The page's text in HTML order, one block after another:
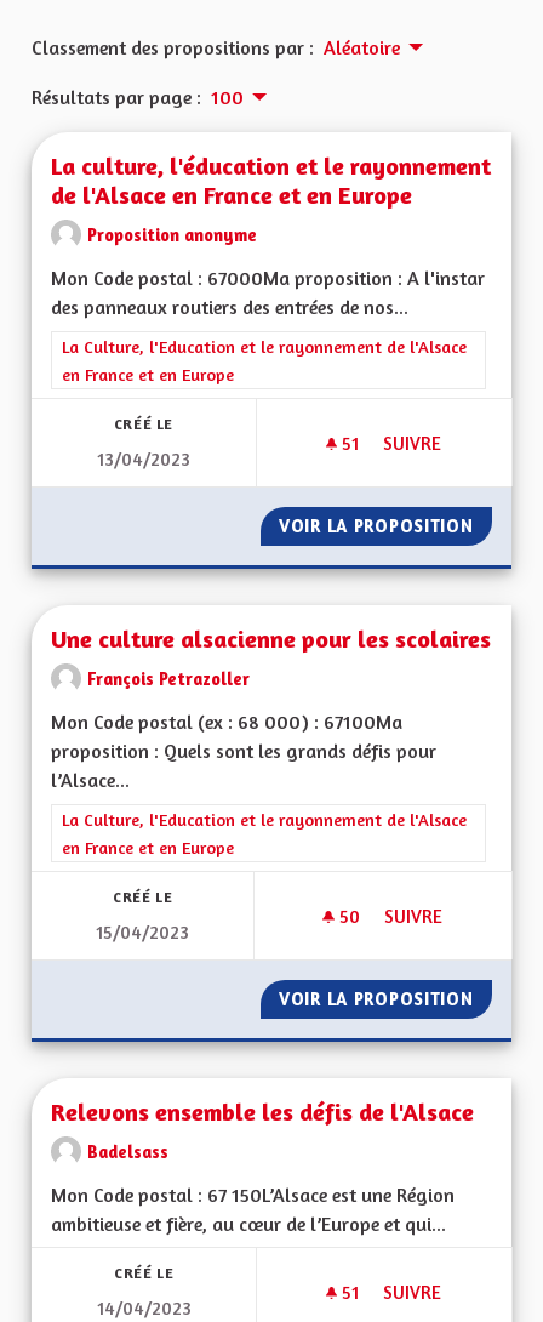
Classement des propositions par : Aléatoire
Résultats par page : 100
La culture, l'éducation et le rayonnement
de l'Alsace en France et en Europe
Proposition anonyme
Mon Code postal : 67000Ma proposition : A l'instar
des panneaux routiers des entrées de nos...
Filtrer les résultats de la catégorie : La Culture, l'Education et
La Culture, l'Education et le rayonnement de l'Alsace
en France et en Europe
CRÉÉ LE
13/04/2023
51 51 ABONNÉS
SUIVRE
VOIR LA PROPOSITION LA
Une culture alsacienne pour les scolaires
François Petrazoller
Mon Code postal (ex : 68 000) : 67100Ma
proposition : Quels sont les grands défis pour
l’Alsace...
Filtrer les résultats de la catégorie : La Culture, l'Education et
La Culture, l'Education et le rayonnement de l'Alsace
en France et en Europe
CRÉÉ LE
15/04/2023
50 50 ABONNÉS
SUIVRE
VOIR LA PROPOSITION UNE
Relevons ensemble les défis de l'Alsace
Badelsass
Mon Code postal : 67 150L’Alsace est une Région
ambitieuse et fière, au cœur de l’Europe et qui...
CRÉÉ LE
14/04/2023
51 51 ABONNÉS
SUIVRE